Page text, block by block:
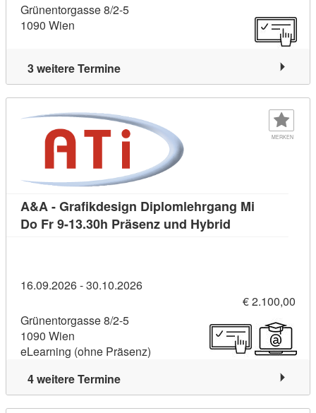
Grünentorgasse 8/2-5
1090 Wien
3 weitere Termine
MERKEN
A&A - Grafikdesign Diplomlehrgang Mi
Do Fr 9-13.30h Präsenz und Hybrid
16.09.2026 - 30.10.2026
€ 2.100,00
Grünentorgasse 8/2-5
1090 Wien
eLearning (ohne Präsenz)
4 weitere Termine